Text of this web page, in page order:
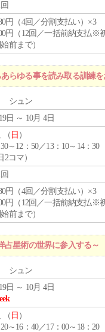
円（4回／分割支払い）×3
円（12回／一括前納支払※
前まで）
らゆる事を読み取る訓練を
シュン
日 ～ 10月 4日
（ 日 ）
～12：50／13：10～14：30
2コマ）
円（4回／分割支払い）×3
円（12回／一括前納支払※
前まで）
星術の世界に参入する～
シュン
日 ～ 10月 4日
（ 日 ）
～16：40／17：00～18：20